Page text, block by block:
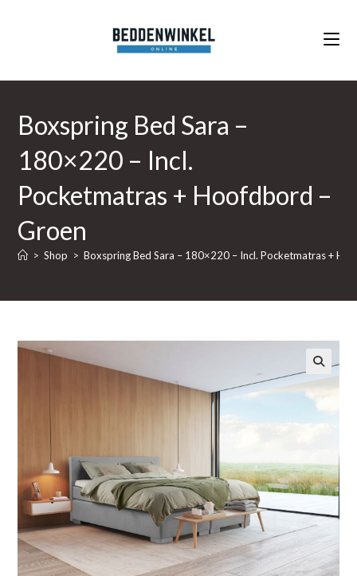
Boxspring Bed Sara –
180×220 – Incl.
Pocketmatras + Hoofdbord –
Groen
> Shop > Boxspring Bed Sara – 180×220 – Incl. Pocketmatras +
🔍